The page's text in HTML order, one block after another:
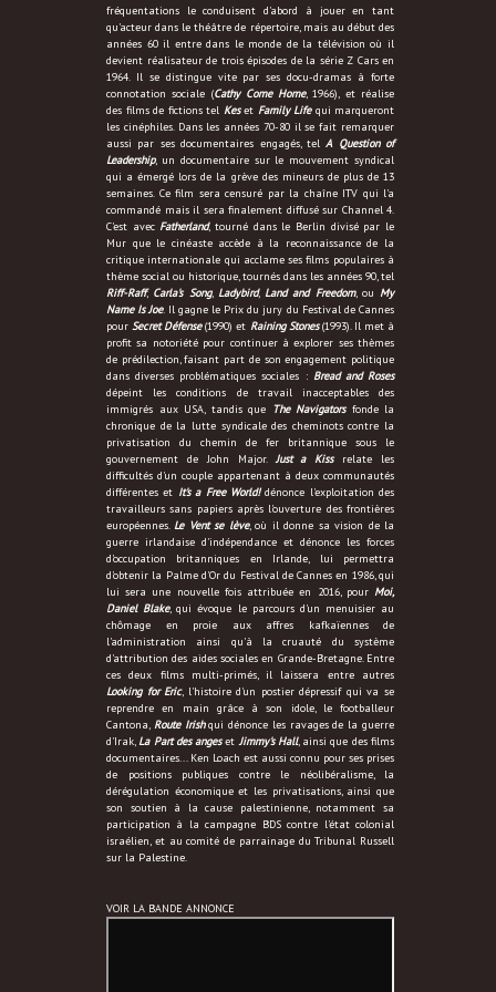
fréquentations le conduisent d'abord à jouer en tant
qu'acteur dans le théâtre de répertoire, mais au début des
années 60 il entre dans le monde de la télévision où il
devient réalisateur de trois épisodes de la série Z Cars en
1964. Il se distingue vite par ses docu-dramas à forte
connotation sociale (Cathy Come Home, 1966), et réalise
des films de fictions tel Keset Family Lifequi marqueront
les cinéphiles. Dans les années 70-80 il se fait remarquer
aussi par ses documentaires engagés, telA Question of
Leadership, un documentaire sur le mouvement syndical
qui a émergé lors de la grève des mineurs de plus de 13
semaines. Ce film sera censuré par la chaîne ITV qui l'a
commandé mais il sera finalement diffusé sur Channel 4.
C'est avec Fatherland, tourné dans le Berlin divisé par le
Mur que le cinéaste accède à la reconnaissance de la
critique internationale qui acclame ses films populaires à
thème social ou historique, tournés dans les années 90, tel
Riff-Raff, Carla's Song, Ladybird, Land and Freedom, ou My
Name Is Joe. Il gagne le Prix du jury du Festival de Cannes
pourSecret Défense(1990) et Raining Stones(1993). Il met à
profit sa notoriété pour continuer à explorer ses thèmes
de prédilection, faisant part de son engagement politique
dans diverses problématiques sociales : Bread and Roses
dépeint les conditions de travail inacceptables des
immigrés aux USA, tandis que The Navigators fonde la
chronique de la lutte syndicale des cheminots contre la
privatisation du chemin de fer britannique sous le
gouvernement de John Major.Just a Kissrelate les
difficultés d'un couple appartenant à deux communautés
différentes et It's a Free World!dénonce l'exploitation des
travailleurs sans papiers après l'ouverture des frontières
européennes. Le Vent se lève, où il donne sa vision de la
guerre irlandaise d'indépendance et dénonce les forces
d'occupation britanniques en Irlande, lui permettra
d'obtenir la Palme d'Or du Festival de Cannes en 1986, qui
lui sera une nouvelle fois attribuée en 2016, pour Moi,
Daniel Blake, qui évoque le parcours d'un menuisier au
chômage en proie aux affres kafkaïennes de
l'administration ainsi qu'à la cruauté du système
d'attribution des aides sociales en Grande-Bretagne. Entre
ces deux films multi-primés, il laissera entre autres
Looking for Eric, l'histoire d'un postier dépressif qui va se
reprendre en main grâce à son idole, le footballeur
Cantona, Route Irish qui dénonce les ravages de la guerre
d'Irak, La Part des angesetJimmy's Hall, ainsi que des films
documentaires... Ken Loach est aussi connu pour ses prises
de positions publiques contre le néolibéralisme, la
dérégulation économique et les privatisations, ainsi que
son soutien à la cause palestinienne, notamment sa
participation à la campagne BDS contre l'état colonial
israélien, et au comité de parrainage du Tribunal Russell
sur la Palestine.
VOIR LA BANDE ANNONCE